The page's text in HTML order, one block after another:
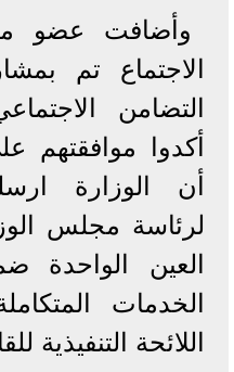
وأضافت عضو
الاجتماع تم
التضامن
أكدوا موافقتهم
أن الوزارة
لرئاسة مجلس
العين
الخدمات
اللائحة التنفيذية